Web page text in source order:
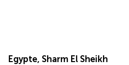
Egypte, Sharm El Sheikh